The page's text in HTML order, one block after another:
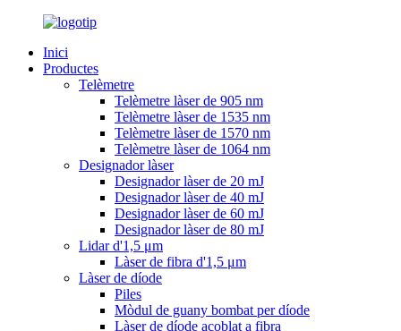
Inici
Productes
Telèmetre
Telèmetre làser de 905 nm
Telèmetre làser de 1535 nm
Telèmetre làser de 1570 nm
Telèmetre làser de 1064 nm
Designador làser
Designador làser de 20 mJ
Designador làser de 40 mJ
Designador làser de 60 mJ
Designador làser de 80 mJ
Lidar d'1,5 μm
Làser de fibra d'1,5 μm
Làser de díode
Piles
Mòdul de guany bombat per díode
Làser de díode acoblat a fibra